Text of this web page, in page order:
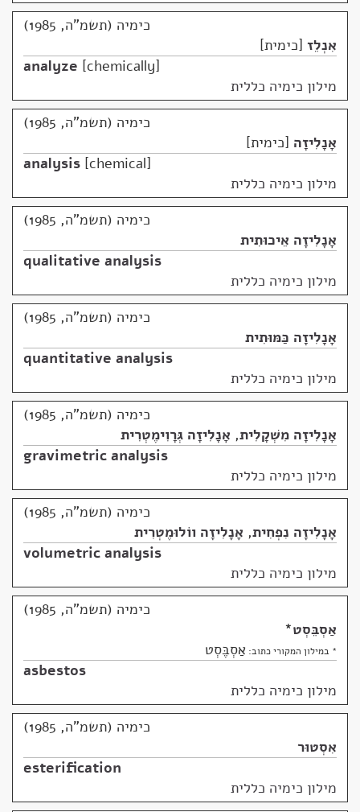
כימיה (תשמ"ה, 1985)
אִנְלֵז כימית
analyze chemically
מילון כימיה כללית
כימיה (תשמ"ה, 1985)
אָנָלִיזָה כימית
analysis chemical
מילון כימיה כללית
כימיה (תשמ"ה, 1985)
אָנָלִיזָה אֵיכוּתִית
qualitative analysis
מילון כימיה כללית
כימיה (תשמ"ה, 1985)
אָנָלִיזָה כַּמּוּתִית
quantitative analysis
מילון כימיה כללית
כימיה (תשמ"ה, 1985)
אָנָלִיזָה מִשְׁקָלִית, אָנָלִיזָה גְּרָוִימֶטְרִית
gravimetric analysis
מילון כימיה כללית
כימיה (תשמ"ה, 1985)
אָנָלִיזָה נִפְחִית, אָנָלִיזָה ווֹלוּמֶטְרִית
volumetric analysis
מילון כימיה כללית
כימיה (תשמ"ה, 1985)
אַסְבֵּסְט*
* במילון המקורי כתוב: אַסְבֶּסְט
asbestos
מילון כימיה כללית
כימיה (תשמ"ה, 1985)
אִסְטוּר
esterification
מילון כימיה כללית